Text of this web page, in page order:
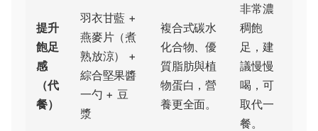
提升
飽足
感
（代
餐）
羽衣甘藍 +
燕麥片（煮
熟放涼） +
綜合堅果醬
一勺 + 豆
漿
複合式碳水
化合物、優
質脂肪與植
物蛋白，營
養更全面。
非常濃
稠飽
足，建
議慢慢
喝，可
取代一
餐。